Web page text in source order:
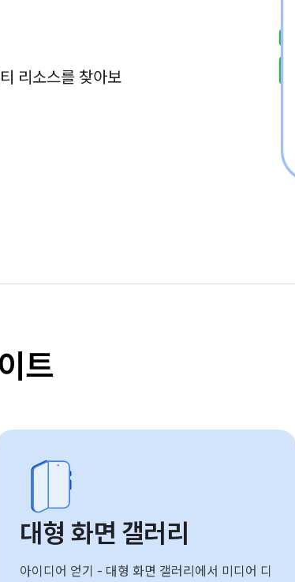
리소스를 찾아보
트
대형 화면 갤러리
아이디어 얻기 - 대형 화면 갤러리에서 미디어 디